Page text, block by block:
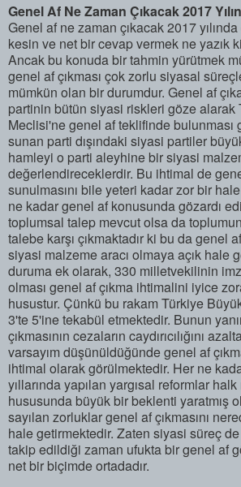
Genel Af Ne Zaman Çıkacak 2017
Genel af ne zaman çıkacak 2017
kesin ve net bir cevap vermek ne yazık
Ancak bu konuda bir tahmin yürütmek
genel af çıkması çok zorlu siyasal
mümkün olan bir durumdur. Genel af
partinin bütün siyasi riskleri göze alarak
Meclisi'ne genel af teklifinde bulunması
sunan parti dışındaki siyasi partiler
hamleyi o parti aleyhine bir siyasi
değerlendireceklerdir. Bu ihtimal de
sunulmasını bile yeteri kadar zor bir
ne kadar genel af konusunda gözardı
toplumsal talep mevcut olsa da
talebe karşı çıkmaktadır ki bu da genel
siyasi malzeme aracı olmaya açık hale
duruma ek olarak, 330 milletvekilinin
olması genel af çıkma ihtimalini iyice
husustur. Çünkü bu rakam Türkiye
3'te 5'ine tekabül etmektedir. Bunun
çıkmasının cezaların caydırıcılığını
varsayım düşünüldüğünde genel af
ihtimal olarak görülmektedir. Her ne
yıllarında yapılan yargısal reformlar
hususunda büyük bir beklenti yaratmış
sayılan zorluklar genel af çıkmasını
hale getirmektedir. Zaten siyasi süreç de
takip edildiği zaman ufukta bir genel af
net bir biçimde ortadadır.